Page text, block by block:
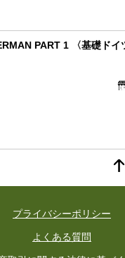
PART 1 〈基礎ドイ
プライバシーポリシー
よくある質問